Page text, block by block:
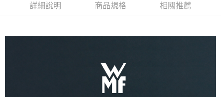
詳細說明 商品規格 相關推薦